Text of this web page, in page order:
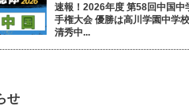
速報！2026年度 第58回中国中
手権大会 優勝は高川学園中学
清秀中...
せ